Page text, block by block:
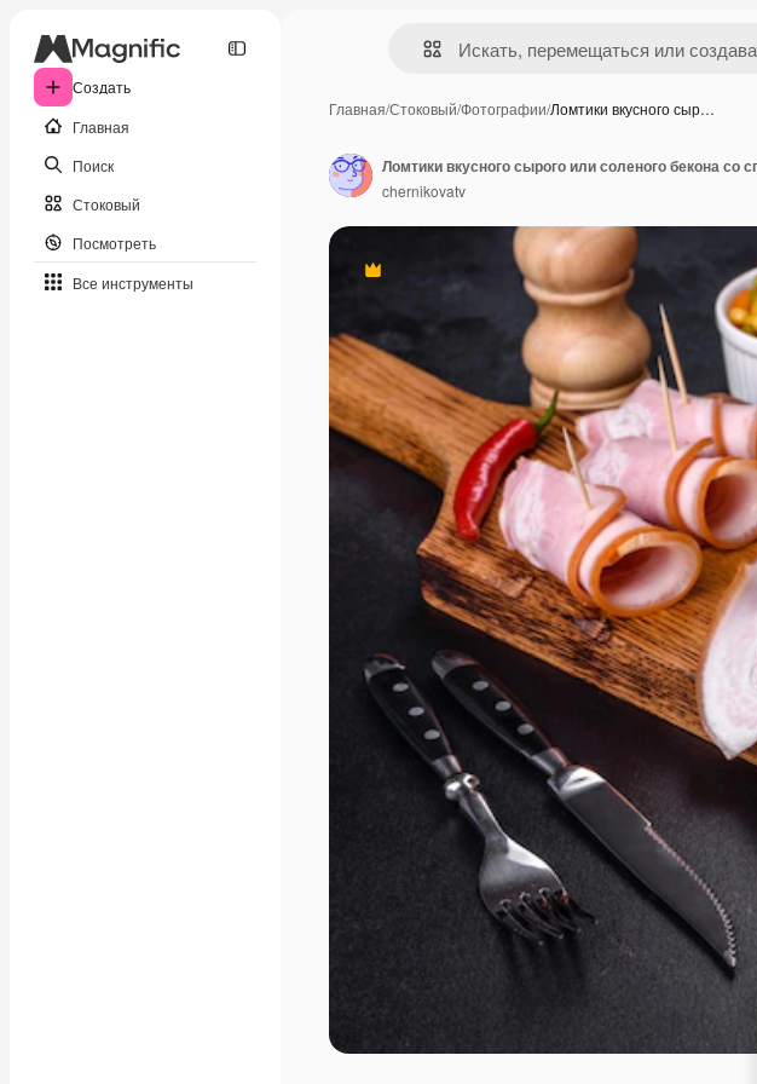
Создать
Главная
Поиск
Стоковый
Посмотреть
Все инструменты
Главная/Стоковый/Фотографии/Ломтики вкусного сыр…
Премиум
chernikovatv